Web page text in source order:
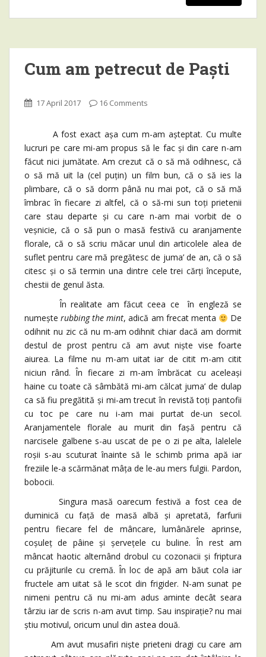
Cum am petrecut de Paști
17 April 2017 16 Comments
A fost exact așa cum m-am așteptat. Cu multe
lucruri pe care mi-am propus să le fac și din care n-am
făcut nici jumătate. Am crezut că o să mă odihnesc, că
o să mă uit la (cel puțin) un film bun, că o să ies la
plimbare, că o să dorm până nu mai pot, că o să mă
îmbrac în fiecare zi altfel, că o să-mi sun toți prietenii
care stau departe și cu care n-am mai vorbit de o
veșnicie, că o să pun o masă festivă cu aranjamente
florale, că o să scriu măcar unul din articolele alea de
suflet pentru care mă pregătesc de juma’ de an, că o să
citesc și o să termin una dintre cele trei cărți începute,
chestii de genul ăsta.
În realitate am făcut ceea ce în engleză se
numește rubbing the mint, adică am frecat menta
De
odihnit nu zic că nu m-am odihnit chiar dacă am dormit
destul de prost pentru că am avut niște vise foarte
aiurea. La filme nu m-am uitat iar de citit m-am citit
niciun rând. În fiecare zi m-am îmbrăcat cu aceleași
haine cu toate că sâmbătă mi-am călcat juma’ de dulap
ca să fiu pregătită și mi-am trecut în revistă toți pantofii
cu toc pe care nu i-am mai purtat de-un secol.
Aranjamentele florale au murit din fașă pentru că
narcisele galbene s-au uscat de pe o zi pe alta, lalelele
roșii s-au scuturat înainte să le schimb prima apă iar
freziile le-a scărmănat mâța de le-au mers fulgii. Pardon,
bobocii.
Singura masă oarecum festivă a fost cea de
duminică cu față de masă albă și apretată, farfurii
pentru fiecare fel de mâncare, lumânărele aprinse,
coșuleț de pâine și șervețele cu buline. În rest am
mâncat haotic alternând drobul cu cozonacii și friptura
cu prăjiturile cu cremă. În loc de apă am băut cola iar
fructele am uitat să le scot din frigider. N-am sunat pe
nimeni pentru că nu mi-am adus aminte decât seara
târziu iar de scris n-am avut timp. Sau inspirație? nu mai
știu motivul, oricum unul din astea două.
Am avut musafiri niște prieteni dragi cu care am